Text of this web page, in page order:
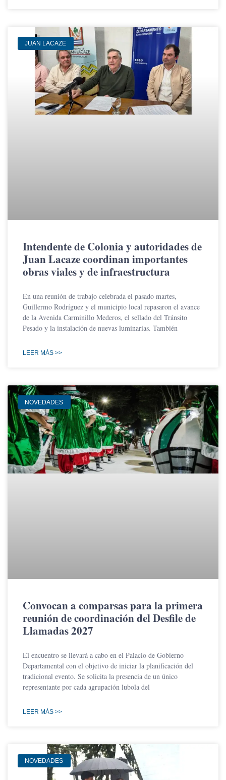
JUAN LACAZE
Intendente de Colonia y autoridades de
Juan Lacaze coordinan importantes
obras viales y de infraestructura
En una reunión de trabajo celebrada el pasado martes,
Guillermo Rodríguez y el municipio local repasaron el avance
de la Avenida Carminillo Mederos, el sellado del Tránsito
Pesado y la instalación de nuevas luminarias. También
LEER MÁS >>
NOVEDADES
Convocan a comparsas para la primera
reunión de coordinación del Desfile de
Llamadas 2027
El encuentro se llevará a cabo en el Palacio de Gobierno
Departamental con el objetivo de iniciar la planificación del
tradicional evento. Se solicita la presencia de un único
representante por cada agrupación lubola del
LEER MÁS >>
NOVEDADES